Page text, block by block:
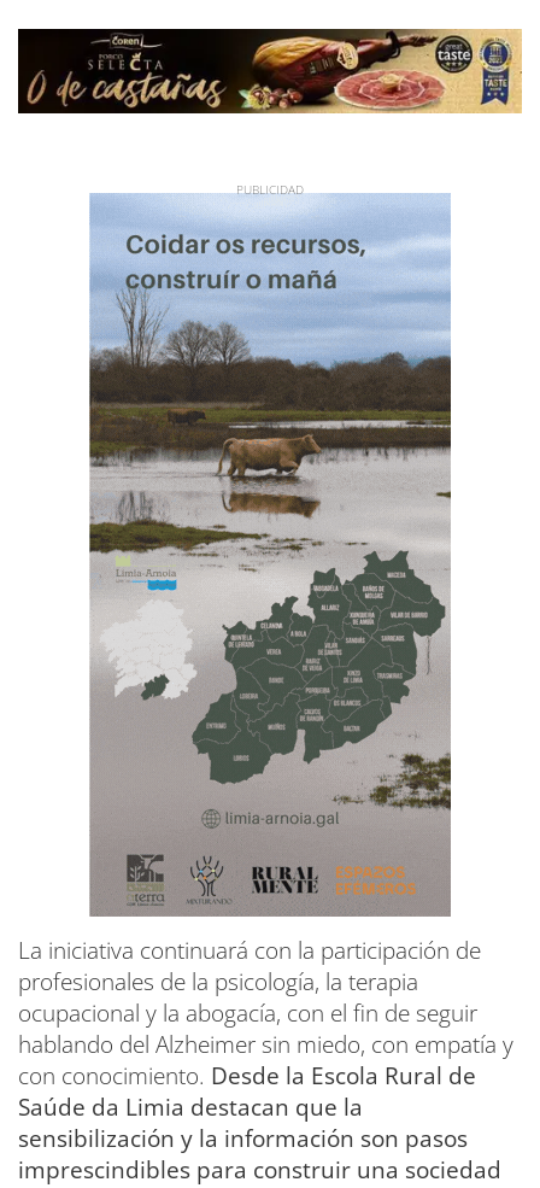
La iniciativa continuará con la participación de
profesionales de la psicología, la terapia
ocupacional y la abogacía, con el fin de seguir
hablando del Alzheimer sin miedo, con empatía y
con conocimiento. Desde la Escola Rural de
Saúde da Limia destacan que la
sensibilización y la información son pasos
imprescindibles para construir una sociedad